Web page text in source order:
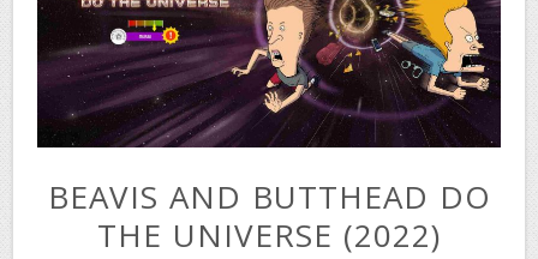
BEAVIS AND BUTTHEAD DO
THE UNIVERSE (2022)